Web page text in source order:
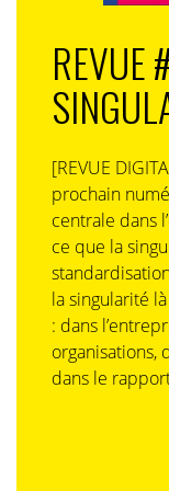
REVUE
[REVUE
prochain
centrale dans
ce que la
la singularité
: dans
organisations,
dans le